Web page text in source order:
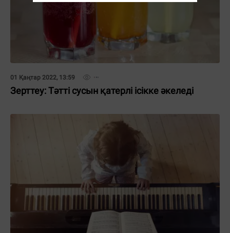
01 Қаңтар 2022, 13:59
Зерттеу: Тәтті сусын қатерлі ісікке әкеледі